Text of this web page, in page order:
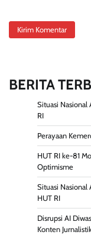
BERITA
Situasi Nasional
RI
Perayaan
HUT RI ke-81
Optimisme
Situasi Nasional
HUT RI
Disrupsi AI
Konten